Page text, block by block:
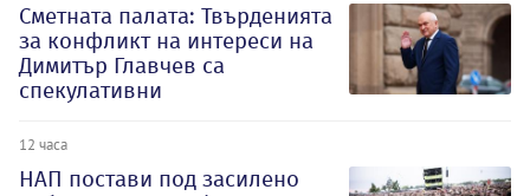
Сметната палата: Твърденията
за конфликт на интереси на
Димитър Главчев са
спекулативни
12 часа
НАП постави под засилено